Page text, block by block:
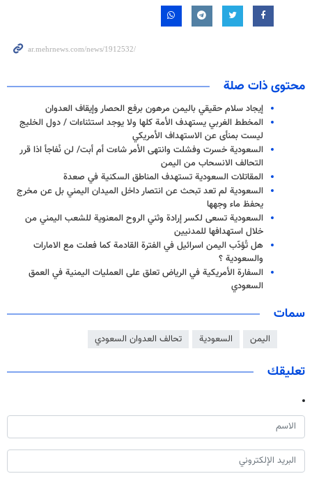
محتوى ذات صلة
إيجاد سلام حقيقي باليمن مرهون برفع الحصار وإيقاف العدوان
المخطط الغربي يستهدف الأمة كلها ولا يوجد استثناءات / دول الخليج
ليست بمنأى عن الاستهداف الأمريكي
السعودية خسرت وفشلت وانتهى الأمر شاءت أم أبت/ لن نُفاجأ اذا قرر
التحالف الانسحاب من اليمن
المقاتلات السعودية تستهدف المناطق السكنية في صعدة
السعودية لم تعد تبحث عن انتصار داخل الميدان اليمني بل عن مخرج
يحفظ ماء وجهها
السعودية تسعى لكسر إرادة وثني الروح المعنوية للشعب اليمني من
خلال استهدافها للمدنيين
هل تُؤدّب اليمن اسرائيل في الفترة القادمة كما فعلت مع الامارات
والسعودية ؟
السفارة الأمريكية في الرياض تعلق على العمليات اليمنية في العمق
السعودي
سمات
اليمن السعودية تحالف العدوان السعودي
تعليقك